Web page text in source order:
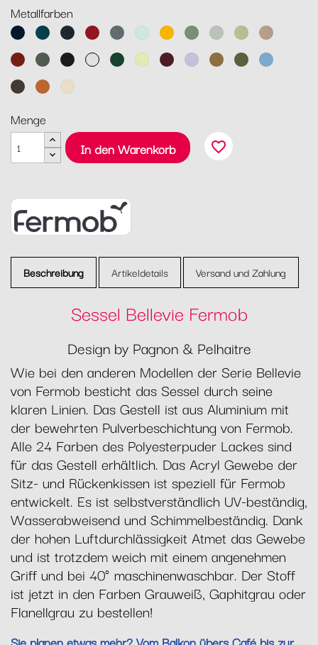
Metallfarben
AbyssblauAcapulcoblau
Anthrazit
Chili Gewittergrau
Gletscherminze
HonigKaktusLehmgrau
LindgrünMuskat
OckerRosmarinLakritzBaumwollweiß
Zederngrün
Zitronensorbet
Schwarzkirsche
Marshmallo
Lebkuchen
PestoMaya
TonkaKandierte
Latte-
Menge
In den Warenkorb
favorite_border
Beschreibung Artikeldetails Versand und Zahlung
Sessel Bellevie Fermob
Design by Pagnon & Pelhaitre
Wie bei den anderen Modellen der Serie Bellevie
von Fermob besticht das Sessel durch seine
klaren Linien. Das Gestell ist aus Aluminium mit
der bewehrten Pulverbeschichtung von Fermob.
Alle 24 Farben des Polyesterpuder Lackes sind
für das Gestell erhältlich. Das Acryl Gewebe der
Sitz- und Rückenkissen ist speziell für Fermob
entwickelt. Es ist selbstverständlich UV-beständig,
Wasserabweisend und Schimmelbeständig. Dank
der hohen Luftdurchlässigkeit Atmet das Gewebe
und ist trotzdem weich mit einem angenehmen
Griff und bei 40° maschinenwaschbar. Der Stoff
ist jetzt in den Farben Grauweiß, Gaphitgrau oder
Flanellgrau zu bestellen!